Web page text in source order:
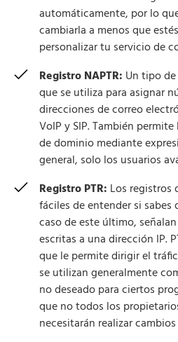
automáticamente, por lo
cambiarla a menos que
personalizar tu servicio de
Registro NAPTR: Un tipo
que se utiliza para asignar
direcciones de correo
VoIP y SIP. También
de dominio mediante
general, solo los usuarios
Registro PTR: Los registros
fáciles de entender si sabes
caso de este último,
escritas a una dirección IP.
que le permite dirigir el
se utilizan generalmente
no deseado para ciertos
que no todos los
necesitarán realizar